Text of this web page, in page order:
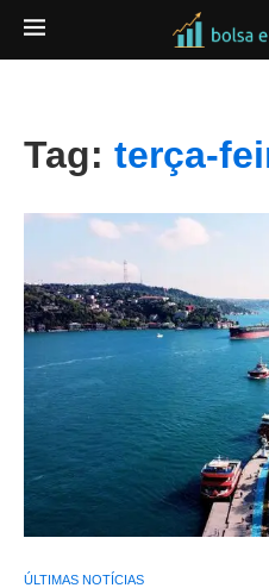
Tag: terça-
ÚLTIMAS NOTÍCIAS